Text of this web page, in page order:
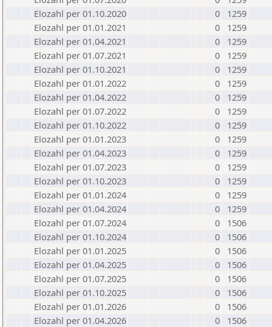
Elozahl per 01.10.2020
0
1259
Elozahl per 01.01.2021
0
1259
Elozahl per 01.04.2021
0
1259
Elozahl per 01.07.2021
0
1259
Elozahl per 01.10.2021
0
1259
Elozahl per 01.01.2022
0
1259
Elozahl per 01.04.2022
0
1259
Elozahl per 01.07.2022
0
1259
Elozahl per 01.10.2022
0
1259
Elozahl per 01.01.2023
0
1259
Elozahl per 01.04.2023
0
1259
Elozahl per 01.07.2023
0
1259
Elozahl per 01.10.2023
0
1259
Elozahl per 01.01.2024
0
1259
Elozahl per 01.04.2024
0
1259
Elozahl per 01.07.2024
0
1506
Elozahl per 01.10.2024
0
1506
Elozahl per 01.01.2025
0
1506
Elozahl per 01.04.2025
0
1506
Elozahl per 01.07.2025
0
1506
Elozahl per 01.10.2025
0
1506
Elozahl per 01.01.2026
0
1506
Elozahl per 01.04.2026
0
1506